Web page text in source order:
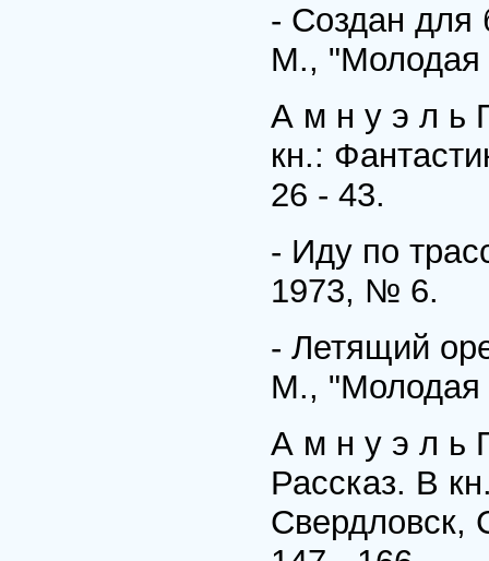
- Создан для
М., "Молодая
А м н у э л ь
кн.:
26 - 43.
- Иду по
1973, № 6.
- Летящий
М., "Молодая
А м н у э л ь
Рассказ. В
Свердловск,